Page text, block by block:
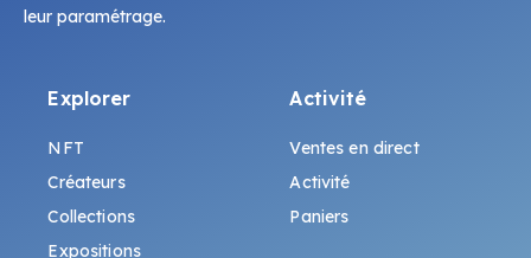
leur paramétrage.
Explorer
NFT
Créateurs
Collections
Expositions
Activité
Ventes en direct
Activité
Paniers